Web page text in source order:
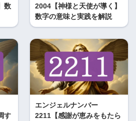
数
2004【神様と天使が導く】
数字の意味と実践を解説
す
エンジェルナンバー
2211【感謝が恵みをもたら